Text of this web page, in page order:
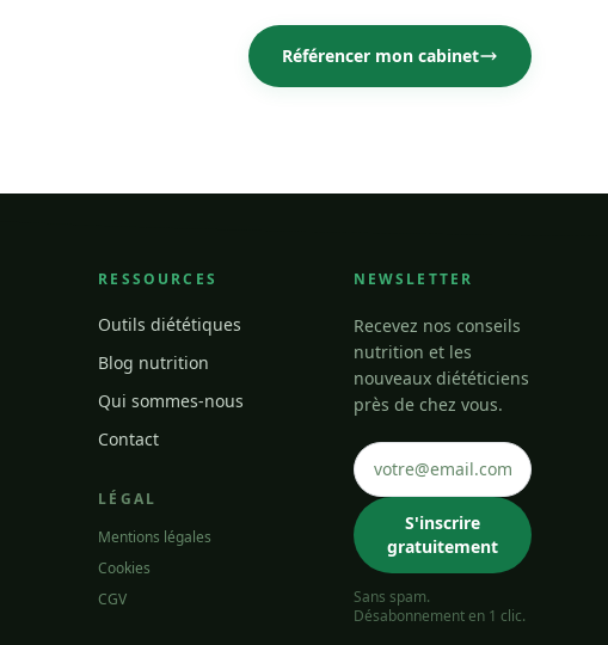
Référencer mon cabinet
RESSOURCES
Outils diététiques
Blog nutrition
Qui sommes-nous
Contact
LÉGAL
Mentions légales
Cookies
CGV
NEWSLETTER
Recevez nos conseils
nutrition et les
nouveaux diététiciens
près de chez vous.
S'inscrire
gratuitement
Sans spam.
Désabonnement en 1 clic.